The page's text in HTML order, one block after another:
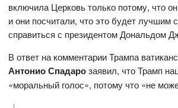
включила Церковь только потому, что
и они посчитали, что это будет лучшим
справиться с президентом Дональдом
В ответ на комментарии Трампа
Антонио Спадарозаявил, что Трамп
«моральный голос», потому что «не